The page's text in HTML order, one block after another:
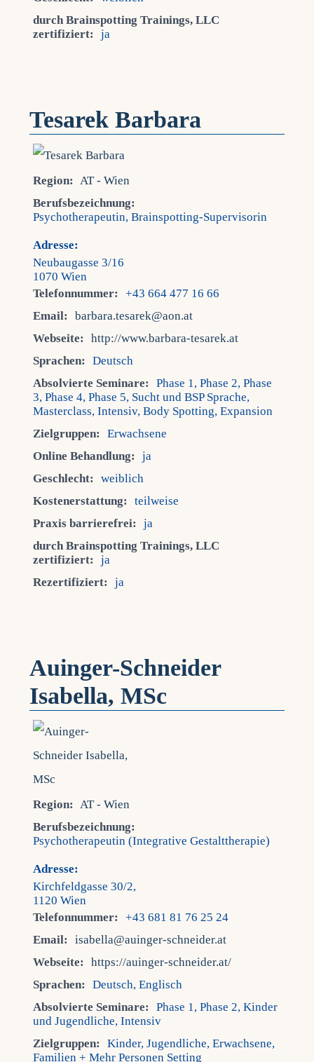
durch Brainspotting Trainings, LLC
zertifiziert:
ja
Tesarek Barbara
Region: AT - Wien
Berufsbezeichnung:
Psychotherapeutin, Brainspotting-Supervisorin
Adresse:
Neubaugasse 3/16
1070 Wien
Telefonnummer:
+43 664 477 16 66
Email:
barbara.tesarek@aon.at
Webseite:
http://www.barbara-tesarek.at
Sprachen:
Deutsch
Absolvierte Seminare:
Phase 1, Phase 2, Phase
3, Phase 4, Phase 5, Sucht und BSP Sprache,
Masterclass, Intensiv, Body Spotting, Expansion
Zielgruppen:
Erwachsene
Online Behandlung:
ja
Geschlecht:
weiblich
Kostenerstattung:
teilweise
Praxis barrierefrei:
ja
durch Brainspotting Trainings, LLC
zertifiziert:
ja
Rezertifiziert:
ja
Auinger-Schneider
Isabella, MSc
Region: AT - Wien
Berufsbezeichnung:
Psychotherapeutin (Integrative Gestalttherapie)
Adresse:
Kirchfeldgasse 30/2,
1120 Wien
Telefonnummer:
+43 681 81 76 25 24
Email:
isabella@auinger-schneider.at
Webseite:
https://auinger-schneider.at/
Sprachen:
Deutsch, Englisch
Absolvierte Seminare:
Phase 1, Phase 2, Kinder
und Jugendliche, Intensiv
Zielgruppen:
Kinder, Jugendliche, Erwachsene,
Familien + Mehr Personen Setting